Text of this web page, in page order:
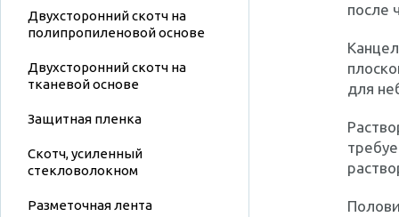
Двухсторонний скотч на
полипропиленовой основе
Двухсторонний скотч на
тканевой основе
Защитная пленка
Скотч, усиленный
стекловолокном
Разметочная лента
после
для